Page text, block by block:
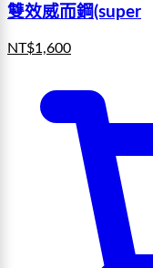
雙效威而鋼(super
NT$1,600